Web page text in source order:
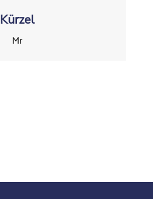
Kürzel
Mr